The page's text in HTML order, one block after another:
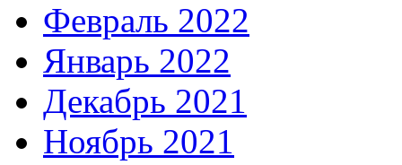
Февраль 2022
Январь 2022
Декабрь 2021
Ноябрь 2021